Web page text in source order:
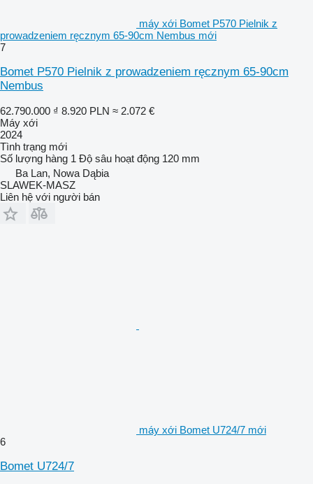
máy xới Bomet P570 Pielnik z
prowadzeniem ręcznym 65-90cm Nembus mới
7
Bomet P570 Pielnik z prowadzeniem ręcznym 65-90cm
Nembus
62.790.000 ₫ 8.920 PLN ≈ 2.072 €
Máy xới
2024
Tình trạng mới
Số lượng hàng 1 Độ sâu hoạt động 120 mm
Ba Lan, Nowa Dąbia
SLAWEK-MASZ
Liên hệ với người bán
máy xới Bomet U724/7 mới
6
Bomet U724/7